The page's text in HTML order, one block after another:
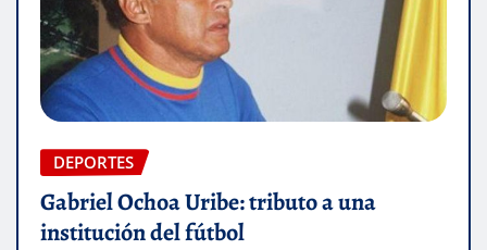
DEPORTES
Gabriel Ochoa Uribe: tributo a una
institución del fútbol